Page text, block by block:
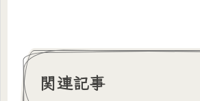
関連記事